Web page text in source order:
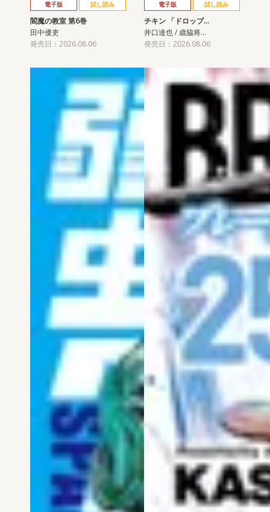
電子版 試し読み
閻魔の教室 第6巻
田中優吏
発売日：2026.08.06
電子版 試し読み
チキン 「ドロップ…
井口達也 / 歳脇将…
発売日：2026.08.06